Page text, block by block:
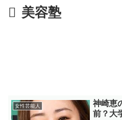
美容塾
女性芸能人
神崎恵
前？大